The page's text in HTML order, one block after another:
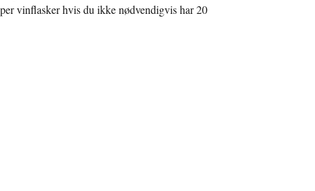
vinflasker hvis du ikke nødvendigvis har 20